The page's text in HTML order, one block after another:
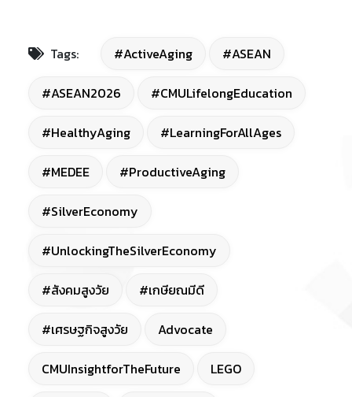
Tags: #ActiveAging #ASEAN
#ASEAN2026 #CMULifelongEducation
#HealthyAging #LearningForAllAges
#MEDEE #ProductiveAging
#SilverEconomy
#UnlockingTheSilverEconomy
#สังคมสูงวัย #เกษียณมีดี
#เศรษฐกิจสูงวัย Advocate
CMUInsightforTheFuture LEGO